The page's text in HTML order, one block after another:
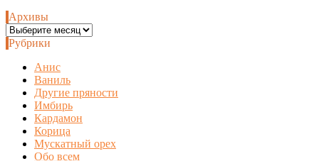
Архивы
Архивы
Рубрики
Анис
Ваниль
Другие пряности
Имбирь
Кардамон
Корица
Мускатный орех
Обо всем